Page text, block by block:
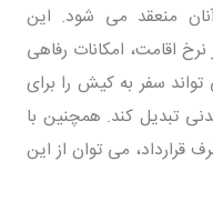
منعقد می شود. این
اقامت، امکانات رفاهی
سفر به کیش را برای
تبدیل کند. همچنین با
قرارداد، می توان از این